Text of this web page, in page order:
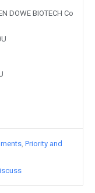
DOWE BIOTECH Co
Priority and